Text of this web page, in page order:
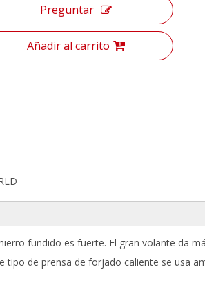
Preguntar
Añadir al carrito
fundido es fuerte. El gran volante da
de prensa de forjado caliente se usa